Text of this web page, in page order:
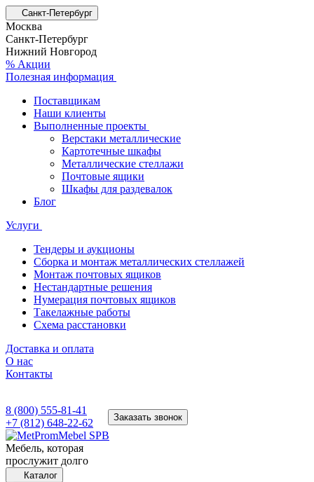
Санкт-Петербург
Москва
Санкт-Петербург
Нижний Новгород
% Акции
Полезная информация
Поставщикам
Наши клиенты
Выполненные проекты
Верстаки металлические
Картотечные шкафы
Металлические стеллажи
Почтовые ящики
Шкафы для раздевалок
Блог
Услуги
Тендеры и аукционы
Сборка и монтаж металлических стеллажей
Монтаж почтовых ящиков
Нестандартные решения
Нумерация почтовых ящиков
Такелажные работы
Схема расстановки
Доставка и оплата
О нас
Контакты
8 (800) 555-81-41
+7 (812) 648-22-62
Заказать звонок
Мебель, которая
прослужит долго
Каталог